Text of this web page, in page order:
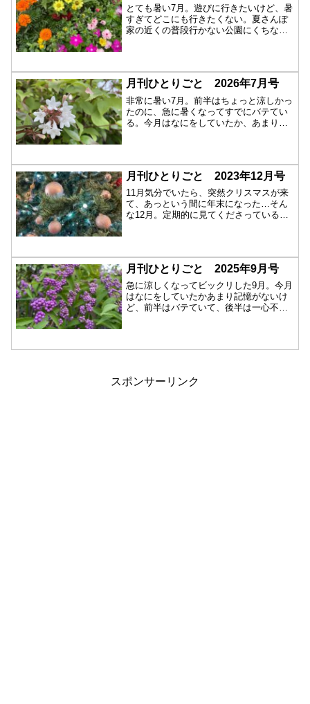
とても暑い7月。遊びに行きたいけど、暑
すぎてどこにも行きたくない。夏さんぽ
家の近くの普段行かない公園にくちなし
月刊ひとりごと 2026年7月号
非常に暑い7月。前半はちょっと涼しかっ
たのに、急に暑くなってすでにバテてい
る。今月はなにをしていたか、あまり記
月刊ひとりごと 2023年12月号
11月気分でいたら、突然クリスマスが来
て、あっという間に年末になった…そん
な12月。定期的に見てくださっている方
月刊ひとりごと 2025年9月号
急に涼しくなってビックリした9月。今月
はなにをしていたかあまり記憶がないけ
ど、前半はバテていて、後半は一心不乱
スポンサーリンク